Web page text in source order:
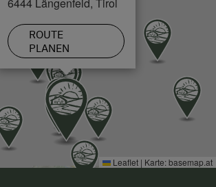
6444 Längenfeld, Tirol
ROUTE
PLANEN
Leaflet | Karte:basemap.at